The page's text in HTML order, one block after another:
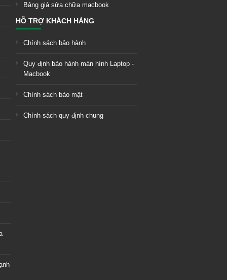
Bảng giá sửa chữa macbook
HỖ TRỢ KHÁCH HÀNG
Chính sách bảo hành
Quy định bảo hành màn hình Laptop -
Macbook
Chính sách bảo mật
Chính sách quy định chung